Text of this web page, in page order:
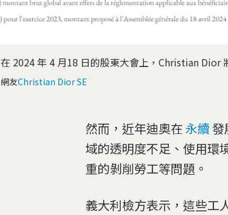
在 2024 年 4 月18 日的股東大會上，Christian Dior
網友Christian Dior SE
然而，近年迪奧在永續
域的透明度不足、使用環
重的剝削勞工等問題。
義大利檢方表示，這些工